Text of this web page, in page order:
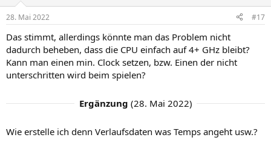
28. Mai 2022 #17
Das stimmt, allerdings könnte man das Problem nicht
dadurch beheben, dass die CPU einfach auf 4+ GHz bleibt?
Kann man einen min. Clock setzen, bzw. Einen der nicht
unterschritten wird beim spielen?
Ergänzung (28. Mai 2022)
Wie erstelle ich denn Verlaufsdaten was Temps angeht usw.?